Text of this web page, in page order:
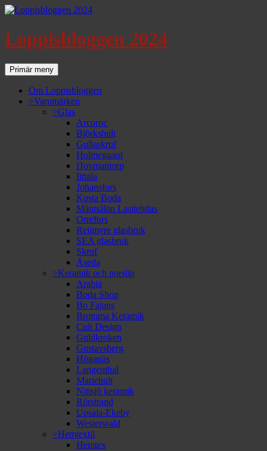
Loppisbloggen 2024
SökPrimär meny
till
innehåll
Om Loppisbloggen
>Varumärken
>Glas
Arcoroc
Björkshult
Gullaskruf
Holmegaard
Hovmantorp
Iittala
Johansfors
Kosta Boda
Mäntsälän Lasitehdas
Orrefors
Reijmyre glasbruk
SEA glasbruk
Skruf
Åseda
>Keramik och porslin
Arabia
Boda Shop
Bo Fajans
Bromma Keramik
Cult Design
Guldkroken
Gustavsberg
Höganäs
Langenthal
Mariehult
Nittsjö keramik
Rörstrand
Upsala-Ekeby
Westerwald
>Hemtextil
Hemtex